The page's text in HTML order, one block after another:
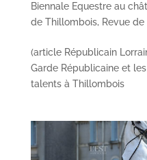
Biennale Equestre au
de Thillombois, Revue de
(article Républicain
Garde Républicaine et
talents à Thillombois